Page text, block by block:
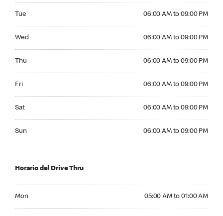
Tue 06:00 AM to 09:00 PM
Wed 06:00 AM to 09:00 PM
Thu 06:00 AM to 09:00 PM
Fri 06:00 AM to 09:00 PM
Sat 06:00 AM to 09:00 PM
Sun 06:00 AM to 09:00 PM
Horario del Drive Thru
Mon 05:00 AM to 01:00 AM